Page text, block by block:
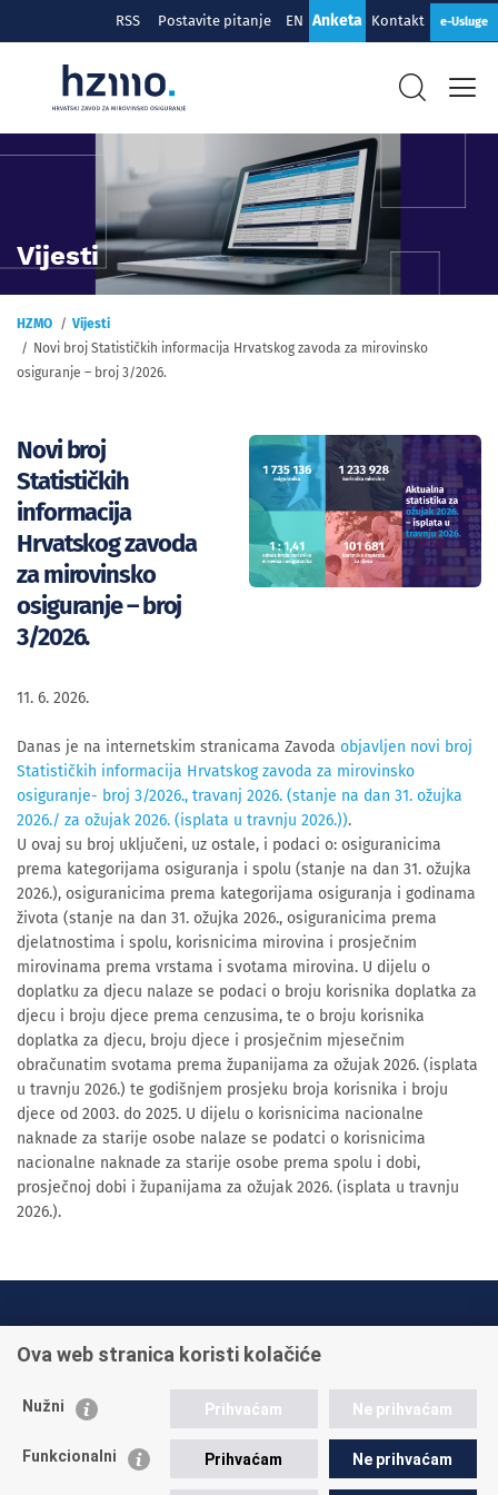
RSS Postavite pitanje EN Anketa Kontakt e-Usluge
Vijesti
HZMO
Vijesti
Novi broj Statističkih informacija Hrvatskog zavoda za mirovinsko
osiguranje – broj 3/2026.
Novi broj
Statističkih
informacija
Hrvatskog zavoda
za mirovinsko
osiguranje – broj
3/2026.
11. 6. 2026.
Danas je na internetskim stranicama Zavoda objavljen novi broj
Statističkih informacija Hrvatskog zavoda za mirovinsko
osiguranje- broj 3/2026., travanj 2026. (stanje na dan 31. ožujka
2026./ za ožujak 2026. (isplata u travnju 2026.)).
U ovaj su broj uključeni, uz ostale, i podaci o: osiguranicima
prema kategorijama osiguranja i spolu (stanje na dan 31. ožujka
2026.), osiguranicima prema kategorijama osiguranja i godinama
života (stanje na dan 31. ožujka 2026., osiguranicima prema
djelatnostima i spolu, korisnicima mirovina i prosječnim
mirovinama prema vrstama i svotama mirovina. U dijelu o
doplatku za djecu nalaze se podaci o broju korisnika doplatka za
djecu i broju djece prema cenzusima, te o broju korisnika
doplatka za djecu, broju djece i prosječnim mjesečnim
obračunatim svotama prema županijama za ožujak 2026. (isplata
u travnju 2026.) te godišnjem prosjeku broja korisnika i broju
djece od 2003. do 2025. U dijelu o korisnicima nacionalne
naknade za starije osobe nalaze se podatci o korisnicima
nacionalne naknade za starije osobe prema spolu i dobi,
prosječnoj dobi i županijama za ožujak 2026. (isplata u travnju
2026.).
+385 1 45 95 011
Postavite pitanje
Ova web stranica koristi kolačiće
Nužni Prihvaćam Ne prihvaćam
Funkcionalni Prihvaćam Ne prihvaćam